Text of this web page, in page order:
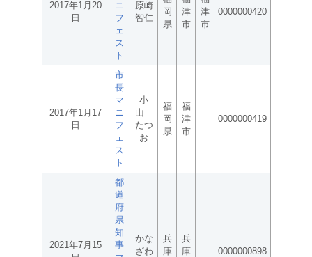
2017年1月20
日
ニ
フ
ェ
ス
ト
原崎
智仁
岡
県
津
市
津
市
0000000420
2017年1月17
日
市
長
マ
ニ
フ
ェ
ス
ト
小
山
たつ
お
福
岡
県
福
津
市
0000000419
2021年7月15
都
道
府
県
知
事
かな
ざわ
兵
庫
兵
庫
0000000898